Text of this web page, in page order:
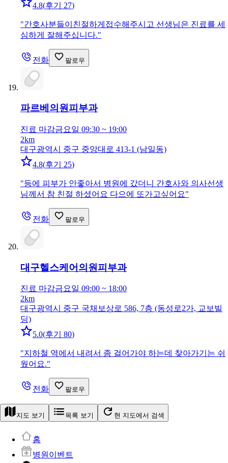
4.8(후기 27)
"간호사분들이친절하게접수해주시고 선생님은 진료를 세
심하게 잘해주십니다."
전화 팔로우
파르베의원피부과
진료 마감금요일 09:30 ~ 19:00
2km
대구광역시 중구 중앙대로 413-1 (남일동)
4.8(후기 25)
"등에 피부가 안좋아서 병원에 갔더니 간호사와 의사선생
님께서 참 친절 하셨어요 다으에 또가고싶어요"
전화 팔로우
대구헬스케어의원 피부과
진료 마감금요일 09:00 ~ 18:00
2km
대구광역시 중구 국채보상로 586, 7층 (동성로2가, 교보빌
딩)
5.0(후기 80)
"지하철 역에서 내려서 좀 걸어가야 하는데 찾아가기는 쉬
웠어요."
전화 팔로우
지도 보기 목록 보기 현 지도에서 검색
홈
병원이벤트